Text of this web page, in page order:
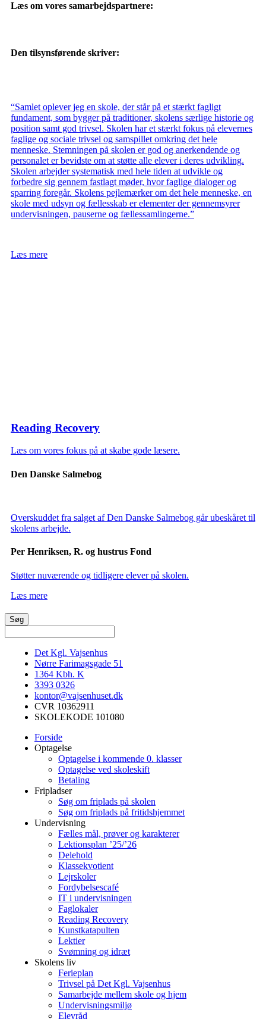
Læs om vores samarbejdspartnere:
Den tilsynsførende skriver:
“Samlet oplever jeg en skole, der står på et stærkt fagligt
fundament, som bygger på traditioner, skolens særlige historie og
position samt god trivsel. Skolen har et stærkt fokus på elevernes
faglige og sociale trivsel og samspillet omkring det hele
menneske. Stemningen på skolen er god og anerkendende og
personalet er bevidste om at støtte alle elever i deres udvikling.
Skolen arbejder systematisk med hele tiden at udvikle og
forbedre sig gennem fastlagt møder, hvor faglige dialoger og
sparring foregår. Skolens pejlemærker om det hele menneske, en
skole med udsyn og fællesskab er elementer der gennemsyrer
undervisningen, pauserne og fællessamlingerne.”
Læs mere
Reading Recovery
Læs om vores fokus på at skabe gode læsere.
Den Danske Salmebog
Overskuddet fra salget af Den Danske Salmebog går ubeskåret til
skolens arbejde.
Per Henriksen, R. og hustrus Fond
Støtter nuværende og tidligere elever på skolen.
Læs mere
Det Kgl. Vajsenhus
Nørre Farimagsgade 51
1364 Kbh. K
3393 0326
kontor@vajsenhuset.dk
CVR 10362911
SKOLEKODE 101080
Forside
Optagelse
Optagelse i kommende 0. klasser
Optagelse ved skoleskift
Betaling
Fripladser
Søg om friplads på skolen
Søg om friplads på fritidshjemmet
Undervisning
Fælles mål, prøver og karakterer
Lektionsplan ’25/’26
Delehold
Klassekvotient
Lejrskoler
Fordybelsescafé
IT i undervisningen
Faglokaler
Reading Recovery
Kunstkatapulten
Lektier
Svømning og idræt
Skolens liv
Ferieplan
Trivsel på Det Kgl. Vajsenhus
Samarbejde mellem skole og hjem
Undervisningsmiljø
Elevråd